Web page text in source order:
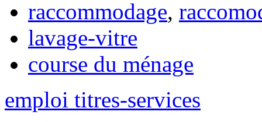
raccommodage,
lavage-vitre
course du ménage
emploi titres-services